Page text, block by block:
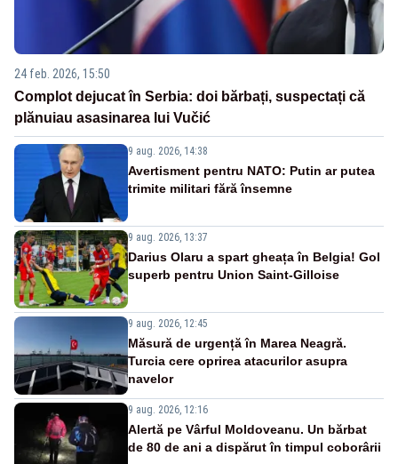
24 feb. 2026, 15:50
Complot dejucat în Serbia: doi bărbați, suspectați că
plănuiau asasinarea lui Vučić
9 aug. 2026, 14:38
Avertisment pentru NATO: Putin ar putea
trimite militari fără însemne
9 aug. 2026, 13:37
Darius Olaru a spart gheața în Belgia! Gol
superb pentru Union Saint-Gilloise
9 aug. 2026, 12:45
Măsură de urgență în Marea Neagră.
Turcia cere oprirea atacurilor asupra
navelor
9 aug. 2026, 12:16
Alertă pe Vârful Moldoveanu. Un bărbat
de 80 de ani a dispărut în timpul coborârii